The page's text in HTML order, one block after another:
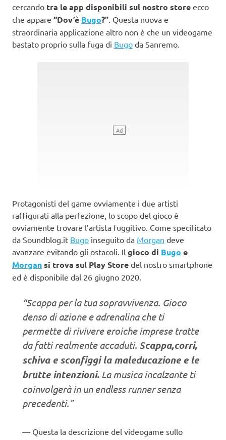
cercando tra le app disponibili sul nostro store ecco
che appare “Dov’è Bugo?” . Questa nuova e
straordinaria applicazione altro non è che un videogame
bastato proprio sulla fuga di Bugo da Sanremo.
Protagonisti del game ovviamente i due artisti
raffigurati alla perfezione, lo scopo del gioco è
ovviamente trovare l’artista fuggitivo. Come specificato
da Soundblog.it Bugo inseguito da Morgan deve
avanzare evitando gli ostacoli. Il gioco di Bugo e
Morgansi trova sul Play Store del nostro smartphone
ed è disponibile dal 26 giugno 2020.
“Scappa per la tua sopravvivenza. Gioco
denso di azione e adrenalina che ti
permette di rivivere eroiche imprese tratte
da fatti realmente accaduti. Scappa,corri,
schiva e sconfiggi la maleducazione e le
brutte intenzioni. La musica incalzante ti
coinvolgerà in un endless runner senza
precedenti.”
Questa la descrizione del videogame sullo